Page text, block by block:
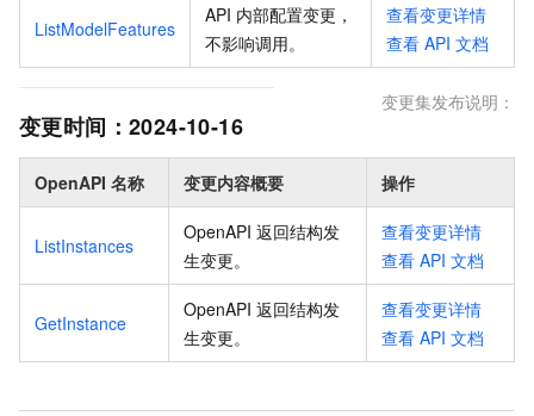
ListModelFeatures
API 内部配置变更，
不影响调用。
查看变更详情
查看 API 文档
变更时间： 2024-10-16
变更集发布说明：
OpenAPI 名称 变更内容概要 操作
ListInstances
OpenAPI 返回结构发
生变更。
查看变更详情
查看 API 文档
GetInstance
OpenAPI 返回结构发
生变更。
查看变更详情
查看 API 文档